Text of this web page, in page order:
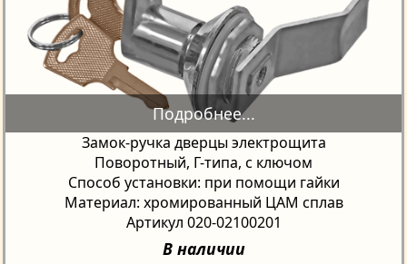
Замок-ручка дверцы электрощита
Поворотный, Г-типа, с ключом
Способ установки: при помощи гайки
Материал: хромированный ЦАМ сплав
Артикул 020-02100201
В наличии